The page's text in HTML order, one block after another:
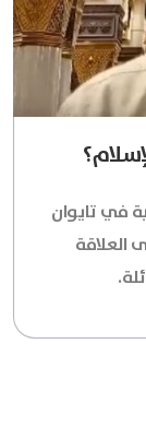
في تايوان
العلاقة